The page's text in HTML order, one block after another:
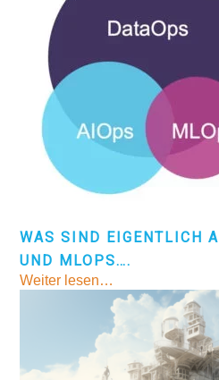
WAS SIND EIGENTLICH
UND MLOPS….
Weiter lesen…